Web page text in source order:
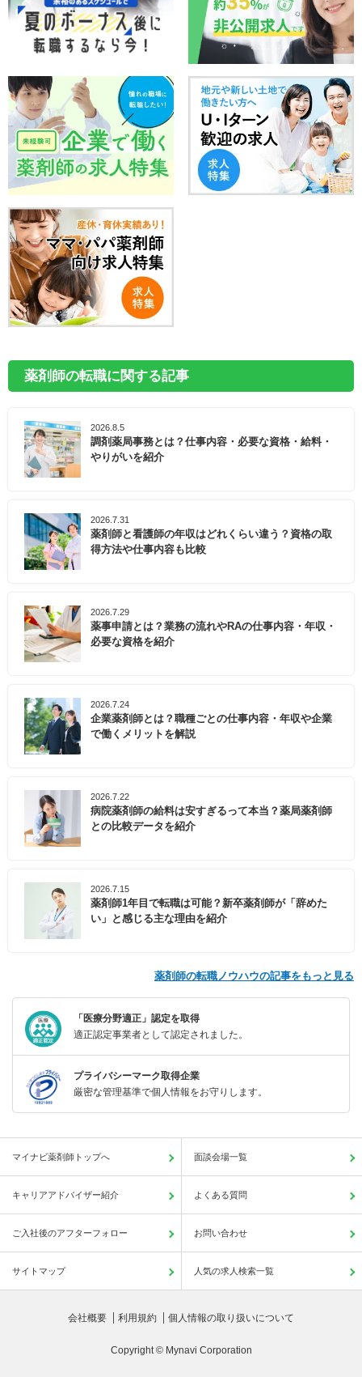
薬剤師の転職に関する記事
2026.8.5
調剤薬局事務とは？仕事内容・必要な資格・給料・
やりがいを紹介
2026.7.31
薬剤師と看護師の年収はどれくらい違う？資格の取
得方法や仕事内容も比較
2026.7.29
薬事申請とは？業務の流れやRAの仕事内容・年収・
必要な資格を紹介
2026.7.24
企業薬剤師とは？職種ごとの仕事内容・年収や企業
で働くメリットを解説
2026.7.22
病院薬剤師の給料は安すぎるって本当？薬局薬剤師
との比較データを紹介
2026.7.15
薬剤師1年目で転職は可能？新卒薬剤師が「辞めた
い」と感じる主な理由を紹介
薬剤師の転職ノウハウの記事をもっと見る
「医療分野適正」認定を取得
適正認定事業者として認定されました。
プライバシーマーク取得企業
厳密な管理基準で個人情報をお守りします。
マイナビ薬剤師トップへ 面談会場一覧
キャリアアドバイザー紹介 よくある質問
ご入社後のアフターフォロー お問い合わせ
サイトマップ 人気の求人検索一覧
会社概要 利用規約 個人情報の取り扱いについて
Copyright © Mynavi Corporation